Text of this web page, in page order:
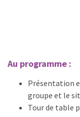
Au programme :
Présentation
groupe et le
Tour de table